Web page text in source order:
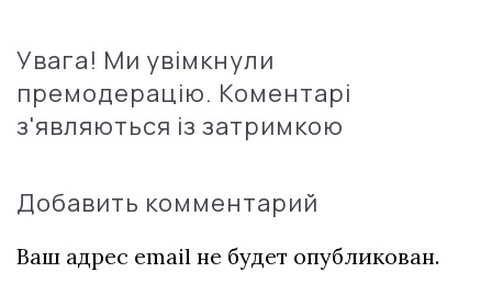
Увага! Ми увімкнули
премодерацію. Коментарі
з'являються із затримкою
Добавить комментарий
Ваш адрес email не будет опубликован.